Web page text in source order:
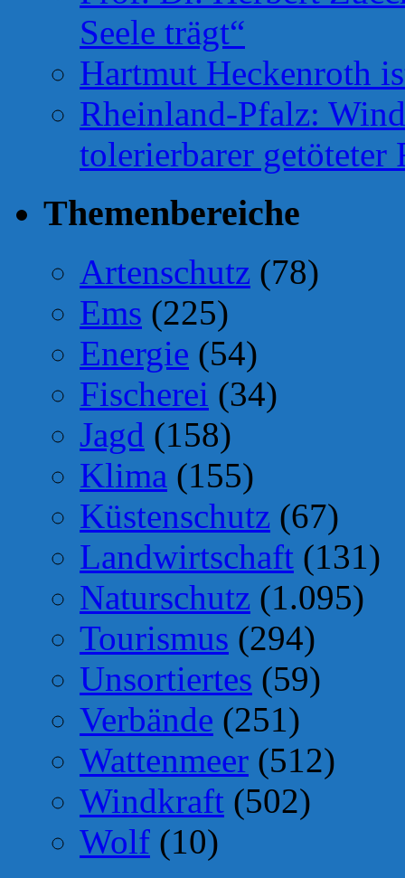
Seele trägt“
Hartmut Heckenroth
Rheinland-Pfalz:
tolerierbarer getöteter
Themenbereiche
Artenschutz (78)
Ems (225)
Energie (54)
Fischerei (34)
Jagd (158)
Klima (155)
Küstenschutz (67)
Landwirtschaft (131)
Naturschutz (1.095)
Tourismus (294)
Unsortiertes (59)
Verbände (251)
Wattenmeer (512)
Windkraft (502)
Wolf (10)